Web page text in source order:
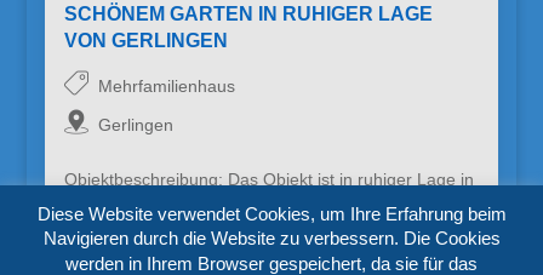
SCHÖNEM GARTEN IN RUHIGER LAGE
VON GERLINGEN
Mehrfamilienhaus
Gerlingen
Objektbeschreibung: Das Objekt ist in ruhiger Lage in
einem angenehmen Wohngebiet von Gerlingen.
Schulen, Einkaufsmöglichkeiten…
Diese Website verwendet Cookies, um Ihre Erfahrung beim
Navigieren durch die Website zu verbessern. Die Cookies
werden in Ihrem Browser gespeichert, da sie für das